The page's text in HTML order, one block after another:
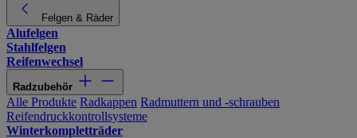
Felgen & Räder
Alufelgen
Stahlfelgen
Reifenwechsel
Radzubehör
Alle Produkte Radkappen Radmuttern und -schrauben
Reifendruckkontrollsysteme
Winterkompletträder